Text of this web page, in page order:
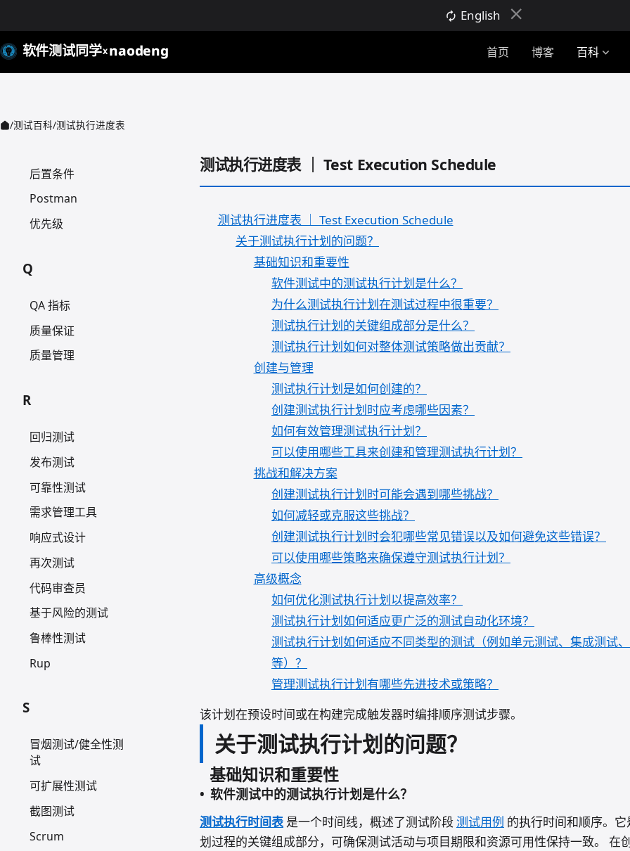
autorenew English
close
软件测试同学X naodeng 首页 博客 百科 expand_more
/测试百科/测试执行进度表
同行评审测试
渗透测试
性能测试
后置条件
Postman
优先级
Q
QA 指标
质量保证
质量管理
R
回归测试
发布测试
可靠性测试
需求管理工具
响应式设计
再次测试
代码审查员
基于风险的测试
鲁棒性测试
Rup
S
冒烟测试/健全性测
试
可扩展性测试
截图测试
Scrum
测试执行进度表 ｜ Test Execution Schedule
测试执行进度表 ｜ Test Execution Schedule
关于测试执行计划的问题？
基础知识和重要性
软件测试中的测试执行计划是什么？
为什么测试执行计划在测试过程中很重要？
测试执行计划的关键组成部分是什么？
测试执行计划如何对整体测试策略做出贡献？
创建与管理
测试执行计划是如何创建的？
创建测试执行计划时应考虑哪些因素？
如何有效管理测试执行计划？
可以使用哪些工具来创建和管理测试执行计划？
挑战和解决方案
创建测试执行计划时可能会遇到哪些挑战？
如何减轻或克服这些挑战？
创建测试执行计划时会犯哪些常见错误以及如何避免这些错误？
可以使用哪些策略来确保遵守测试执行计划？
高级概念
如何优化测试执行计划以提高效率？
测试执行计划如何适应更广泛的测试自动化环境？
测试执行计划如何适应不同类型的测试（例如单元测试、集成测试
等）？
管理测试执行计划有哪些先进技术或策略？
该计划在预设时间或在构建完成触发器时编排顺序测试步骤。
关于测试执行计划的问题？
基础知识和重要性
软件测试中的测试执行计划是什么？
测试执行时间表是一个时间线，概述了测试阶段 测试用例 的执行时间和顺序。
划过程的关键组成部分，可确保测试活动与项目期限和资源可用性保持一致。 在